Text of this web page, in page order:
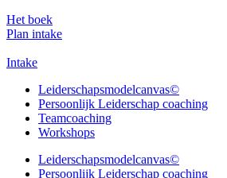
Het boek
Plan intake
Intake
Leiderschapsmodelcanvas©
Persoonlijk Leiderschap coaching
Teamcoaching
Workshops
Leiderschapsmodelcanvas©
Persoonlijk Leiderschap coaching